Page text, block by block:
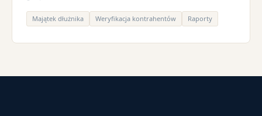
Majątek dłużnika Weryfikacja kontrahentów Raporty